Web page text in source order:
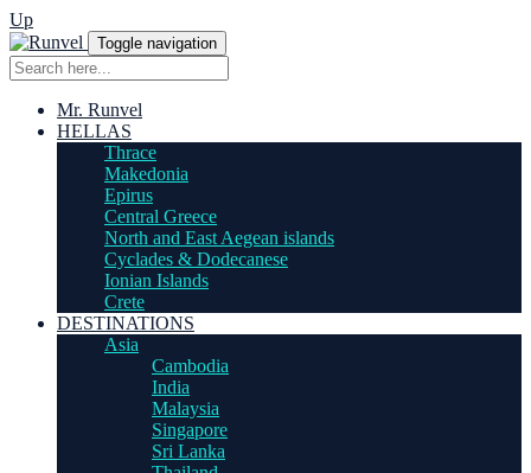
Up
Toggle navigation
Mr. Runvel
HELLAS
Thrace
Makedonia
Epirus
Central Greece
North and East Aegean islands
Cyclades & Dodecanese
Ionian Islands
Crete
DESTINATIONS
Asia
Cambodia
India
Malaysia
Singapore
Sri Lanka